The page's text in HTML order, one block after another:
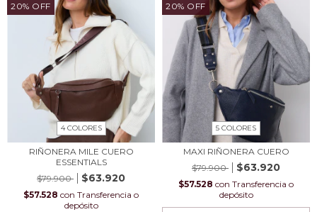
20% OFF
4 COLORES
RIÑONERA MILE CUERO
ESSENTIALS
$79.900
$63.920
$57.528 con Transferencia o
depósito
20% OFF
5 COLORES
MAXI RIÑONERA CUERO
$79.900
$63.920
$57.528 con Transferencia o
depósito